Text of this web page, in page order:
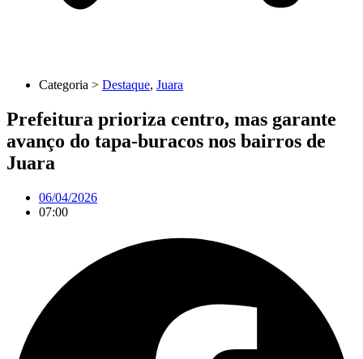
Categoria > Destaque, Juara
Prefeitura prioriza centro, mas garante
avanço do tapa-buracos nos bairros de
Juara
06/04/2026
07:00